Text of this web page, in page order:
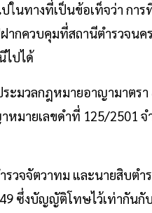
ในทางที่เป็นข้อเท็จว่า กา
ากควบคุมที่สถานีตำรวจนค
ไปได้
ะมวลกฎหมายอาญามาตรา
มายเลขดำที่ 125/2501 จ
วจจัตวาทม และนายสิบตำ
ซึ่งบัญญัติโทษไว้เท่ากันกั